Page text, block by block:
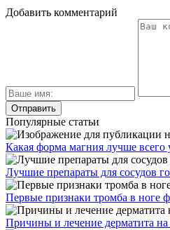
Добавить комментарий
Популярные статьи
Какая форма магния лучше всего
Лучшие препараты для сосудов
Первые признаки тромба в ноге
Причины и лечение дерматита